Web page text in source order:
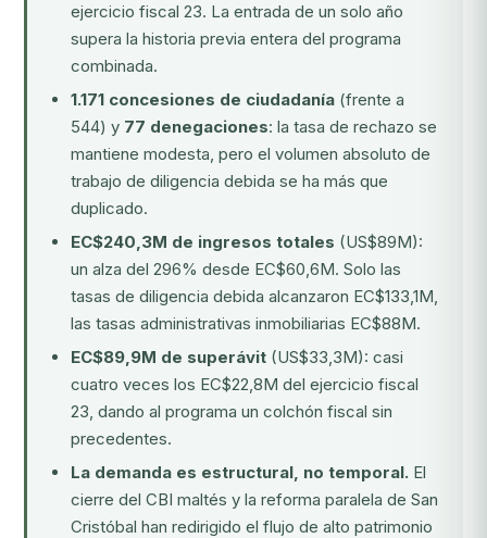
ejercicio fiscal 23. La entrada de un solo año
supera la historia previa entera del programa
combinada.
1.171 concesiones de ciudadanía (frente a
544) y 77 denegaciones: la tasa de rechazo se
mantiene modesta, pero el volumen absoluto de
trabajo de diligencia debida se ha más que
duplicado.
EC$240,3M de ingresos totales (US$89M):
un alza del 296% desde EC$60,6M. Solo las
tasas de diligencia debida alcanzaron EC$133,1M,
las tasas administrativas inmobiliarias EC$88M.
EC$89,9M de superávit (US$33,3M): casi
cuatro veces los EC$22,8M del ejercicio fiscal
23, dando al programa un colchón fiscal sin
precedentes.
La demanda es estructural, no temporal. El
cierre del CBI maltés y la reforma paralela de San
Cristóbal han redirigido el flujo de alto patrimonio